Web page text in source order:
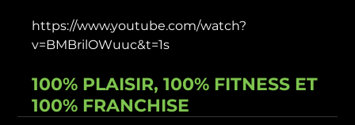
https://www.youtube.com/watch?
100% PLAISIR, 100% FITNESS ET
100% FRANCHISE